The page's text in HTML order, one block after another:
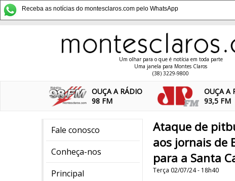
Receba as notícias do montesclaros.com pelo WhatsApp
Um olhar para o que é notícia em toda parte
Uma janela para Montes Claros
(38) 3229-9800
OUÇA A RÁDIO
98 FM
OUÇA A
93,5 FM
Fale conosco
Conheça-nos
Principal
Ataque de
aos jornais de
para a Santa
Terça 02/07/24 - 18h40